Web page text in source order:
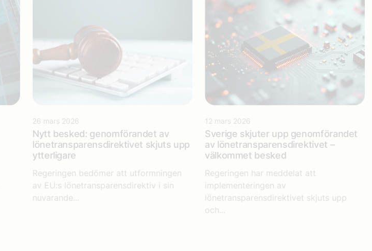
26 mars 2026
Nytt besked: genomförandet av
lönetransparensdirektivet skjuts upp
ytterligare
Regeringen bedömer att utformningen
av EU:s lönetransparensdirektiv i sin
nuvarande...
12 mars 2026
Sverige skjuter upp genomförandet
av lönetransparensdirektivet –
välkommet besked
Regeringen har meddelat att
implementeringen av
lönetransparensdirektivet skjuts upp
och...